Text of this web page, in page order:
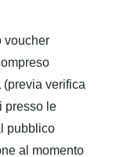
voucher
(previa verifica
presso le
pubblico
al momento